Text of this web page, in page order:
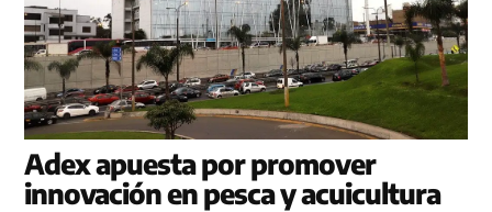
Adex apuesta por promover
innovación en pesca y acuicultura